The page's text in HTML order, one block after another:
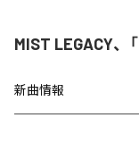
MIST LEGACY、
新曲情報